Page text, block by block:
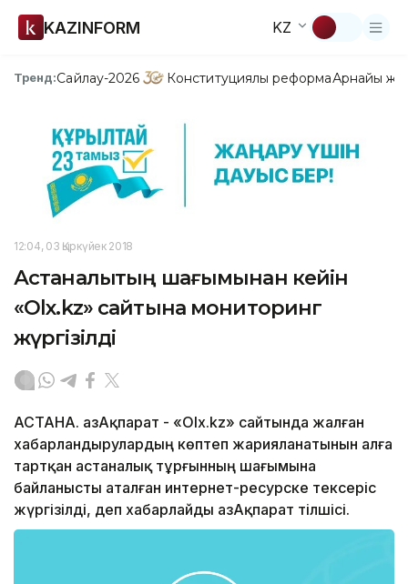
KAZINFORM KZ
Тренд:Сайлау-2026 Конституциялық реформаАрнайы
12:04, 03 Қыркүйек 2018
Астаналықтың шағымынан кейін
«Оlx.kz» сайтына мониторинг
жүргізілді
АСТАНА. ҚазАқпарат - «Оlx.kz» сайтында жалған
хабарландырулардың көптеп жарияланатынын алға
тартқан астаналық тұрғынның шағымына
байланысты аталған интернет-ресурске тексеріс
жүргізілді, деп хабарлайды ҚазАқпарат тілшісі.